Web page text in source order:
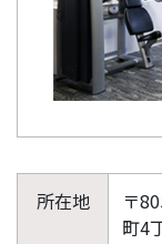
所在地
〒
町4